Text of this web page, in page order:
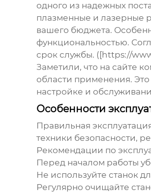
одного из надежных
плазменные и лазерные
вашего бюджета.
функциональностью.
срок службы. ([https://
Заметили, что на сайте
области применения.
настройке и
Особенности
Правильная
техники безопасности,
Рекомендации по
Перед началом работы
Не используйте станок
Регулярно очищайте